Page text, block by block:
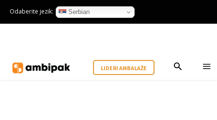
Odaberite jezik: Serbian
LIDERI AMBALAŽE